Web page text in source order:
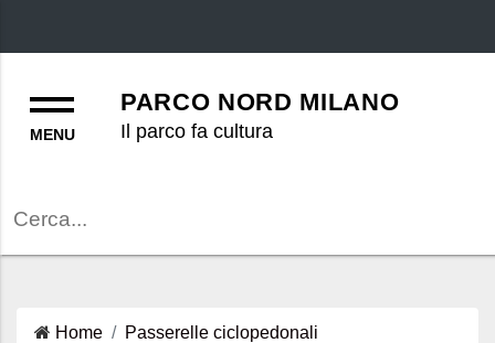
PARCO NORD MILANO
Il parco fa cultura
Home
Passerelle ciclopedonali